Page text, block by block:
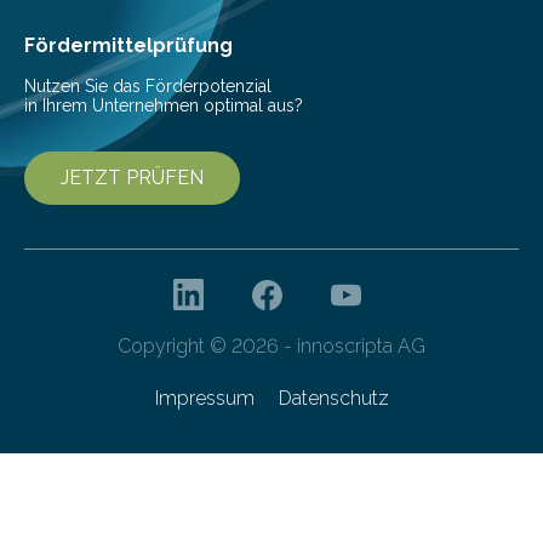
Ernährung zu sichern. Ohne sie besteht die weltweite
Gefahr erheblicher…
Fördermittelprüfung
Nutzen Sie das Förderpotenzial
in Ihrem Unternehmen optimal aus?
JETZT PRÜFEN
Copyright © 2026 - innoscripta AG
Impressum Datenschutz